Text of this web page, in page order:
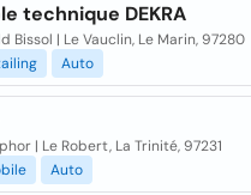
technique DEKRA
Bissol | Le Vauclin, Le Marin, 97280
Auto
| Le Robert, La Trinité, 97231
Auto